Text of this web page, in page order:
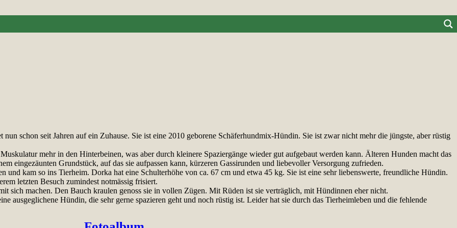
schon seit Jahren auf ein Zuhause. Sie ist eine 2010 geborene Schäferhundmix-Hündin. Sie ist zwar nicht mehr die jüngste, aber rüstig
mehr in den Hinterbeinen, was aber durch kleinere Spaziergänge wieder gut aufgebaut werden kann. Älteren Hunden macht das
eingezäunten Grundstück, auf das sie aufpassen kann, kürzeren Gassirunden und liebevoller Versorgung zufrieden.
und kam so ins Tierheim. Dorka hat eine Schulterhöhe von ca. 67 cm und etwa 45 kg. Sie ist eine sehr liebenswerte, freundliche Hündin.
letzten Besuch zumindest notmässig frisiert.
sich machen. Den Bauch kraulen genoss sie in vollen Zügen. Mit Rüden ist sie verträglich, mit Hündinnen eher nicht.
ausgeglichene Hündin, die sehr gerne spazieren geht und noch rüstig ist. Leider hat sie durch das Tierheimleben und die fehlende